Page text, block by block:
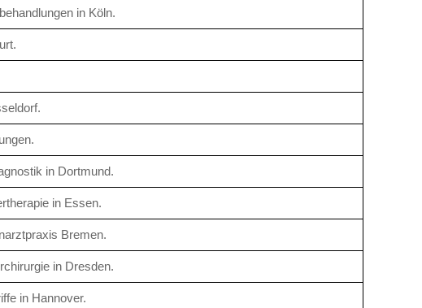
in Köln.
in Dortmund.
in Essen.
Bremen.
in Dresden.
in Hannover.